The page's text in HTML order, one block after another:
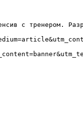
с тренером.